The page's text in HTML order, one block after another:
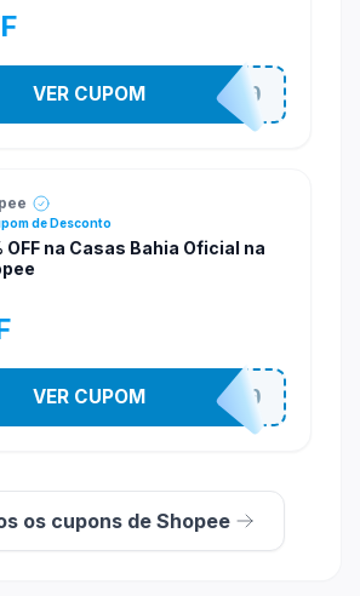
CASATEL30
VER CUPOM
de Desconto
OFF na Casas Bahia Oficial na
CASATEL10
VER CUPOM
os cupons de Shopee